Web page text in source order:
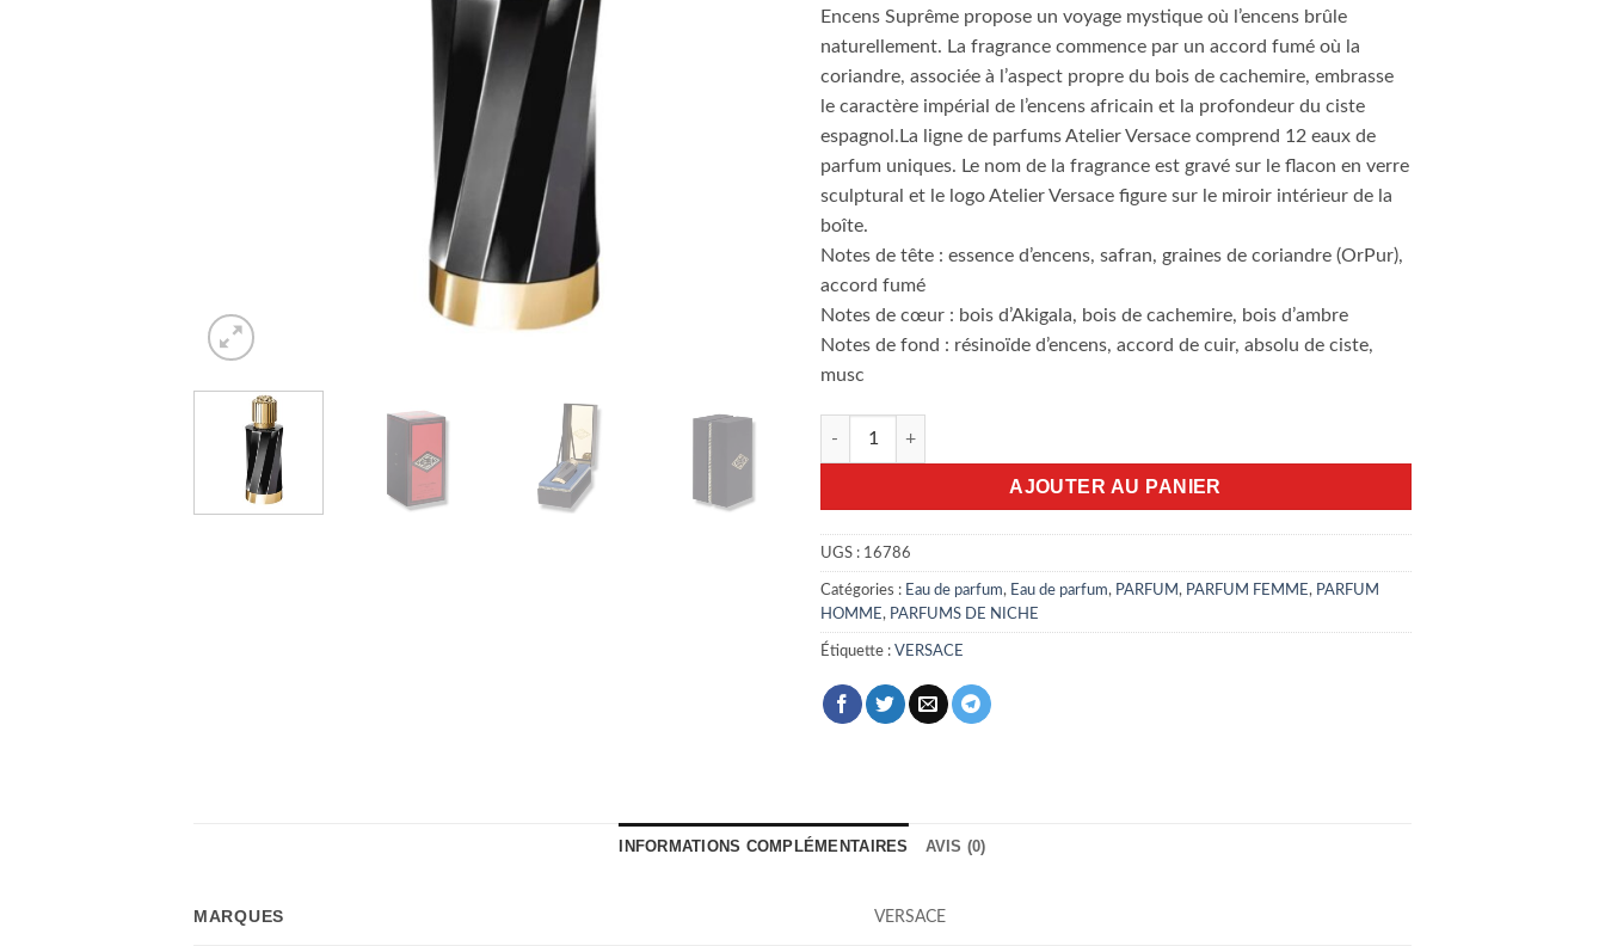
Encens Suprême propose un voyage mystique où l’encens brûle
naturellement. La fragrance commence par un accord fumé où la
coriandre, associée à l’aspect propre du bois de cachemire, embrasse
le caractère impérial de l’encens africain et la profondeur du ciste
espagnol.La ligne de parfums Atelier Versace comprend 12 eaux de
parfum uniques. Le nom de la fragrance est gravé sur le flacon en verre
sculptural et le logo Atelier Versace figure sur le miroir intérieur de la
boîte.
Notes de tête : essence d’encens, safran, graines de coriandre (OrPur),
accord fumé
Notes de cœur : bois d’Akigala, bois de cachemire, bois d’ambre
Notes de fond : résinoïde d’encens, accord de cuir, absolu de ciste,
musc
quantité de Versace Encens Suprême 100ml EDP
AJOUTER AU PANIER
UGS : 16786
Catégories : Eau de parfum, Eau de parfum, PARFUM , PARFUM FEMME , PARFUM
HOMME , PARFUMS DE NICHE
Étiquette : VERSACE
INFORMATIONS COMPLÉMENTAIRES AVIS (0)
MARQUES VERSACE